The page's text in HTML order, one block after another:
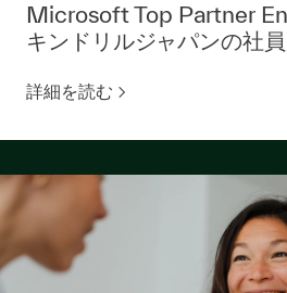
Microsoft Top Partner
キンドリルジャパンの社
詳細を読む